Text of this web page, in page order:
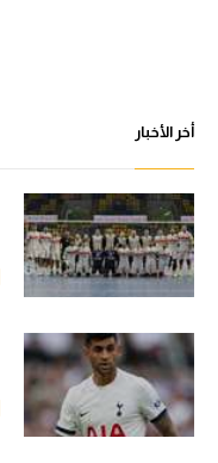
أخر الأخبار